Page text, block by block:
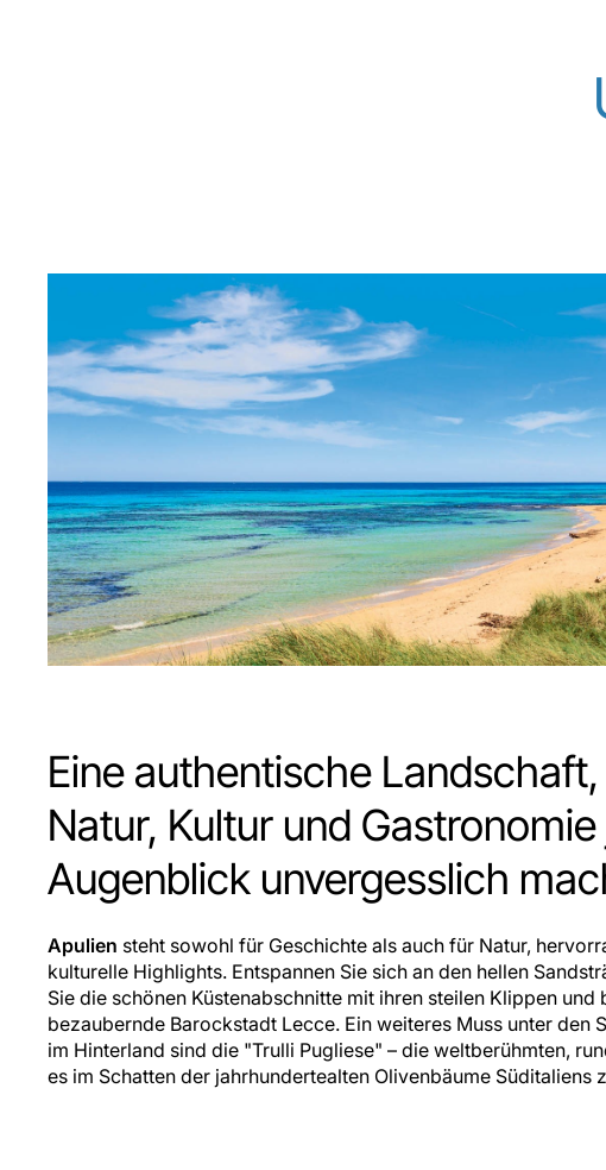
Eine authentische
Natur, Kultur und
Augenblick unvergesslich
Apulien steht sowohl für Geschichte als auch für Natur,
kulturelle Highlights. Entspannen Sie sich an den hellen
Sie die schönen Küstenabschnitte mit ihren steilen Klippen und
bezaubernde Barockstadt Lecce. Ein weiteres Muss unter den
im Hinterland sind die "Trulli Pugliese" – die weltberühmten,
es im Schatten der jahrhundertealten Olivenbäume Süditaliens